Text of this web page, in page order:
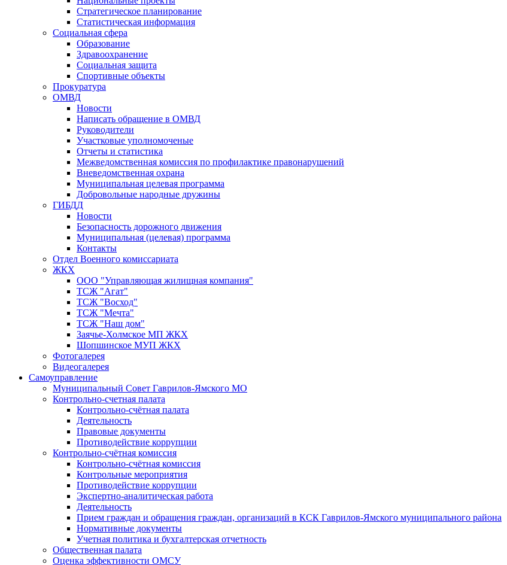
Стратегическое планирование
Статистическая информация
Социальная сфера
Образование
Здравоохранение
Социальная защита
Спортивные объекты
Прокуратура
ОМВД
Новости
Написать обращение в ОМВД
Руководители
Участковые уполномоченые
Отчеты и статистика
Межведомственная комиссия по профилактике правонарушений
Вневедомственная охрана
Муниципальная целевая программа
Добровольные народные дружины
ГИБДД
Новости
Безопасность дорожного движения
Муниципальная (целевая) программа
Контакты
Отдел Военного комиссариата
ЖКХ
ООО "Управляющая жилищная компания"
ТСЖ "Агат"
ТСЖ "Восход"
ТСЖ "Мечта"
ТСЖ "Наш дом"
Заячье-Холмское МП ЖКХ
Шопшинское МУП ЖКХ
Фотогалерея
Видеогалерея
Самоуправление
Муниципальный Совет Гаврилов-Ямского МО
Контрольно-счетная палата
Контрольно-счётная палата
Деятельность
Правовые документы
Противодействие коррупции
Контрольно-счётная комиссия
Контрольно-счётная комиссия
Контрольные мероприятия
Противодействие коррупции
Экспертно-аналитическая работа
Деятельность
Прием граждан и обращения граждан, организаций в КСК Гаврилов-Ямского муниципального района
Нормативные документы
Учетная политика и бухгалтерская отчетность
Общественная палата
Оценка эффективности ОМСУ